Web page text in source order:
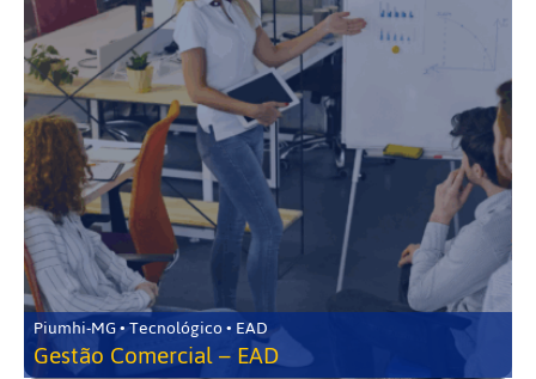
Piumhi-MG • Tecnológico • EAD
Gestão Comercial – EAD